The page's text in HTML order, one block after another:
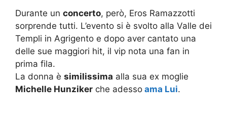
Durante un concerto, però, Eros Ramazzotti
sorprende tutti. L’evento si è svolto alla Valle dei
Templi in Agrigento e dopo aver cantato una
delle sue maggiori hit, il vip nota una fan in
prima fila.
La donna è similissima alla sua ex moglie
Michelle Hunziker che adesso ama Lui.